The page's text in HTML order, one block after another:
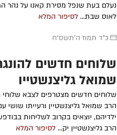
נעלם בעת שנפל מסירת קאנו על נהר
לאוס שבת... לסיפור המלא
כ"ד תמוז ה׳תשס״ח
שלוחים חדשים
שמואל גליצנשטיין
שלוחים חדשים מצטרפים לצבא שלוחי
הרב שמואל גליצנשטיין ורעייתו שושי
ילדיהם, יוצאים בקרוב לשליחות
הרב גליצנשטיין יק... לסיפור המלא